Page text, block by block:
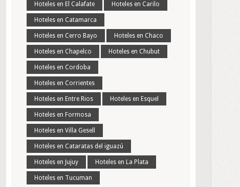
Hoteles en El Calafate Hoteles en Carilo
Hoteles en Catamarca
Hoteles en Cerro Bayo Hoteles en Chaco
Hoteles en Chapelco Hoteles en Chubut
Hoteles en Cordoba
Hoteles en Corrientes
Hoteles en Entre Rios Hoteles en Esquel
Hoteles en Formosa
Hoteles en Villa Gesell
Hoteles en Cataratas del iguazú
Hoteles en Jujuy Hoteles en La Plata
Hoteles en Tucuman